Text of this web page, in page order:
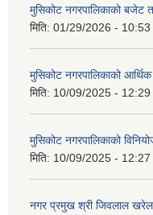
मुसिकोट नगरपालिकाको बजेट
मिति: 01/29/2026 - 10:53
मुसिकोट नगरपालिकाको
मिति: 10/09/2025 - 12:29
मुसिकोट नगरपालिकाको
मिति: 10/09/2025 - 12:27
नगर प्रमुख श्री जिवलाल